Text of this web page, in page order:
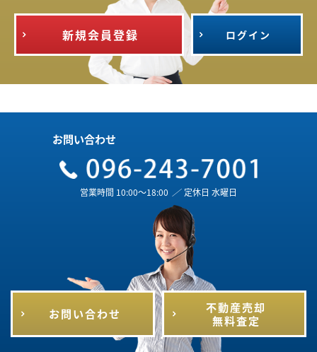
新規会員登録 ログイン
お問い合わせ
営業時間 10:00～18:00 ／ 定休日 水曜日
お問い合わせ
不動産売却
無料査定